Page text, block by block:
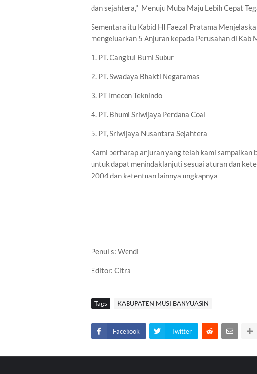
dan sejahtera," Menuju Muba Maju Lebih Cepat
Sementara itu Kabid HI Faezal Pratama
mengeluarkan 5 Anjuran kepada Perusahan di Kab
1. PT. Cangkul Bumi Subur
2. PT. Swadaya Bhakti Negaramas
3. PT Imecon Teknindo
4. PT. Bhumi Sriwijaya Perdana Coal
5. PT, Sriwijaya Nusantara Sejahtera
Kami berharap anjuran yang telah kami sampaikan
untuk dapat menindaklanjuti sesuai aturan dan
2004 dan ketentuan lainnya ungkapnya.
Penulis: Wendi
Editor: Citra
Tags KABUPATEN MUSI BANYUASIN
Facebook Twitter